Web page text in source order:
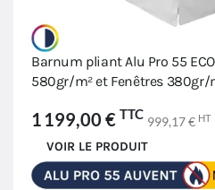
Barnum pliant Alu Pro 55
580gr/m² et Fenêtres 380gr/
1 199,00 € TTC 999,17 € HT
VOIR LE PRODUIT